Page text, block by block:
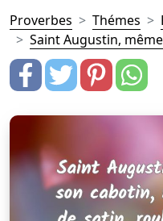
Proverbes Thémes
Saint Augustin,